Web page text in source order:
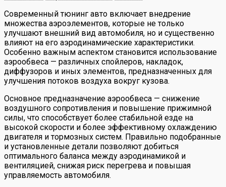
Современный тюнинг авто включает внедрение
множества аэроэлементов, которые не только
улучшают внешний вид автомобиля, но и существенно
влияют на его аэродинамические характеристики.
Особенно важным аспектом становится использование
аэрообвеса — различных спойлеров, накладок,
диффузоров и иных элементов, предназначенных для
улучшения потоков воздуха вокруг кузова.
Основное предназначение аэрообвеса — снижение
воздушного сопротивления и повышение прижимной
силы, что способствует более стабильной езде на
высокой скорости и более эффективному охлаждению
двигателя и тормозных систем. Правильно подобранные
и установленные детали позволяют добиться
оптимального баланса между аэродинамикой и
вентиляцией, снижая риск перегрева и повышая
управляемость автомобиля.